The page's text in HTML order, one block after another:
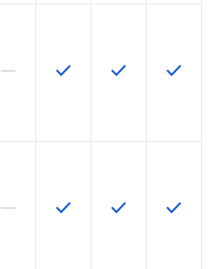
Esta función no está disponible en
horizontal_rule Esta función está
check Esta función
check Esta
check
Esta función no está disponible en
horizontal_rule Esta función está
check Esta función
check Esta
check